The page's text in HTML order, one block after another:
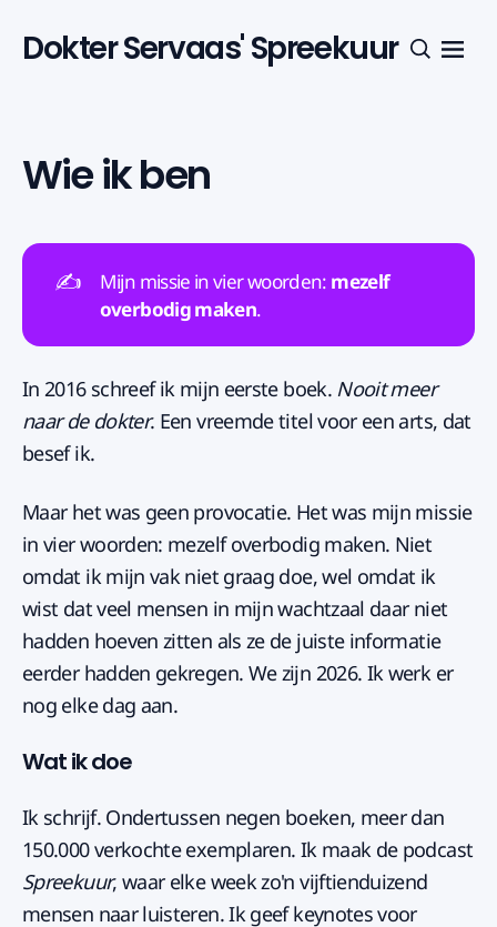
Dokter Servaas' Spreekuur
Wie ik ben
✍️ Mijn missie in vier woorden: mezelf
overbodig maken.
In 2016 schreef ik mijn eerste boek. Nooit meer
naar de dokter. Een vreemde titel voor een arts, dat
besef ik.
Maar het was geen provocatie. Het was mijn missie
in vier woorden: mezelf overbodig maken. Niet
omdat ik mijn vak niet graag doe, wel omdat ik
wist dat veel mensen in mijn wachtzaal daar niet
hadden hoeven zitten als ze de juiste informatie
eerder hadden gekregen. We zijn 2026. Ik werk er
nog elke dag aan.
Wat ik doe
Ik schrijf. Ondertussen negen boeken, meer dan
150.000 verkochte exemplaren. Ik maak de podcast
Spreekuur, waar elke week zo'n vijftienduizend
mensen naar luisteren. Ik geef keynotes voor